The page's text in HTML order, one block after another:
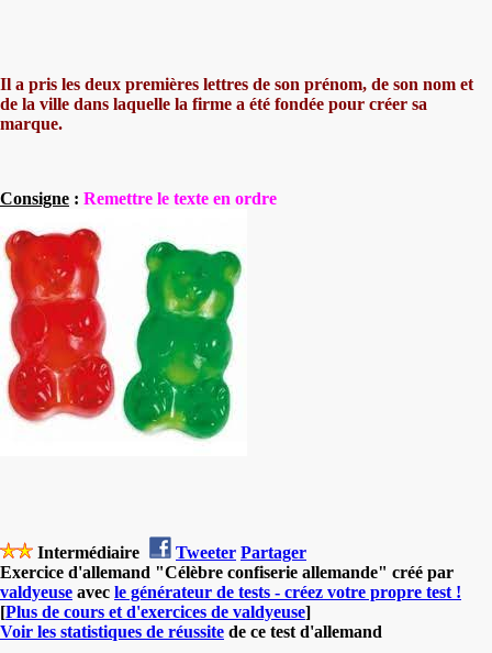
Il a pris les deux premières lettres de son prénom, de son nom et
de la ville dans laquelle la firme a été fondée pour créer sa
marque.
Consigne : Remettre le texte en ordre
Intermédiaire Tweeter Partager
Exercice d'allemand "Célèbre confiserie allemande" créé par
valdyeuse avec le générateur de tests - créez votre propre test !
[Plus de cours et d'exercices de valdyeuse]
Voir les statistiques de réussite de ce test d'allemand